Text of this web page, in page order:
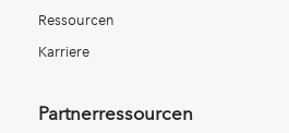
Ressourcen
Karriere
Partnerressourcen